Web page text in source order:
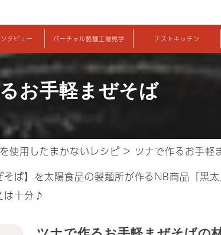
タビュー バーチャル製麺工場見学 テストキッチン
お手軽まぜそば
使用したまかないレシピ> ツナで作るお手軽
ば】を太陽食品の製麺所が作るNB商品『黒
は十分♪